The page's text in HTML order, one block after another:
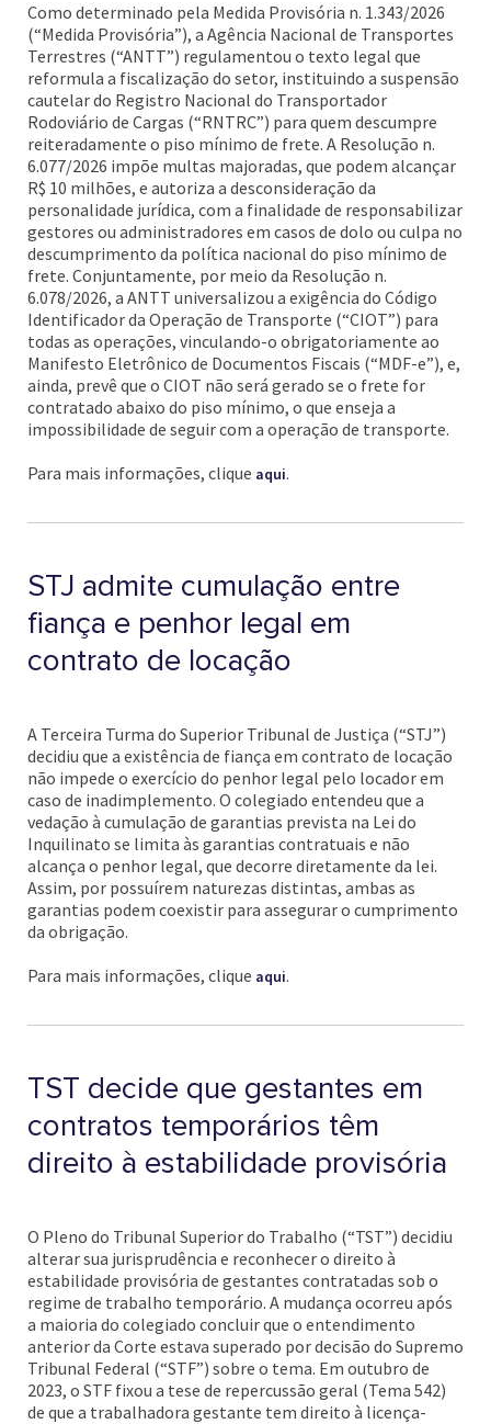
Como determinado pela Medida Provisória n. 1.343/2026
(“Medida Provisória”), a Agência Nacional de Transportes
Terrestres (“ANTT”) regulamentou o texto legal que
reformula a fiscalização do setor, instituindo a suspensão
cautelar do Registro Nacional do Transportador
Rodoviário de Cargas (“RNTRC”) para quem descumpre
reiteradamente o piso mínimo de frete. A Resolução n.
6.077/2026 impõe multas majoradas, que podem alcançar
R$ 10 milhões, e autoriza a desconsideração da
personalidade jurídica, com a finalidade de responsabilizar
gestores ou administradores em casos de dolo ou culpa no
descumprimento da política nacional do piso mínimo de
frete. Conjuntamente, por meio da Resolução n.
6.078/2026, a ANTT universalizou a exigência do Código
Identificador da Operação de Transporte (“CIOT”) para
todas as operações, vinculando-o obrigatoriamente ao
Manifesto Eletrônico de Documentos Fiscais (“MDF-e”), e,
ainda, prevê que o CIOT não será gerado se o frete for
contratado abaixo do piso mínimo, o que enseja a
impossibilidade de seguir com a operação de transporte.
Para mais informações, clique aqui.
STJ admite cumulação entre
fiança e penhor legal em
contrato de locação
A Terceira Turma do Superior Tribunal de Justiça (“STJ”)
decidiu que a existência de fiança em contrato de locação
não impede o exercício do penhor legal pelo locador em
caso de inadimplemento. O colegiado entendeu que a
vedação à cumulação de garantias prevista na Lei do
Inquilinato se limita às garantias contratuais e não
alcança o penhor legal, que decorre diretamente da lei.
Assim, por possuírem naturezas distintas, ambas as
garantias podem coexistir para assegurar o cumprimento
da obrigação.
Para mais informações, clique aqui.
TST decide que gestantes em
contratos temporários têm
direito à estabilidade provisória
O Pleno do Tribunal Superior do Trabalho (“TST”) decidiu
alterar sua jurisprudência e reconhecer o direito à
estabilidade provisória de gestantes contratadas sob o
regime de trabalho temporário. A mudança ocorreu após
a maioria do colegiado concluir que o entendimento
anterior da Corte estava superado por decisão do Supremo
Tribunal Federal (“STF”) sobre o tema. Em outubro de
2023, o STF fixou a tese de repercussão geral (Tema 542)
de que a trabalhadora gestante tem direito à licença-